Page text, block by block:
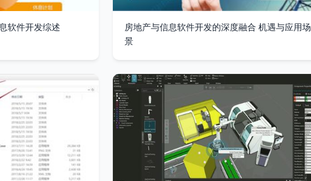
软件开发综述
房地产与信息软件开发的深度融合 机遇与应用场
景